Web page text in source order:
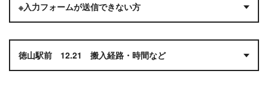
※入力フォームが送信できない方
徳山駅前 12.21 搬入経路・時間など